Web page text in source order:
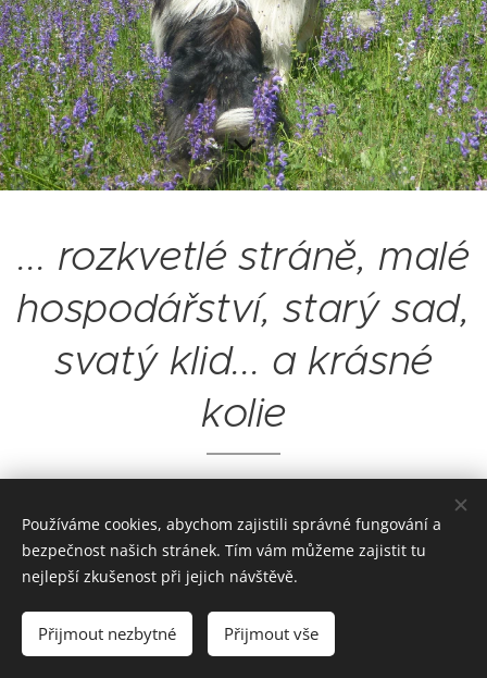
... rozkvetlé stráně, malé
hospodářství, starý sad,
svatý klid... a krásné
kolie
Vytvořeno službou Cookies
Používáme cookies, abychom zajistili správné fungování a
bezpečnost našich stránek. Tím vám můžeme zajistit tu
nejlepší zkušenost při jejich návštěvě.
Přijmout nezbytné Přijmout vše